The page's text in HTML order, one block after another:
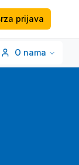
prijava
O nama